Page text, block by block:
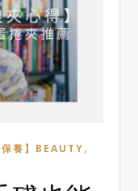
保養】BEAUTY,